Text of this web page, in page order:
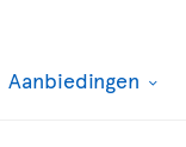
Aanbiedingen